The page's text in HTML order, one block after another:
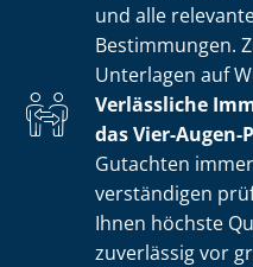
und alle
Bestimmungen.
Unterlagen auf
Verlässliche
das Vier-Augen-
Gutachten
ver­stän­di­gen
Ihnen höchste
zuverlässig vor